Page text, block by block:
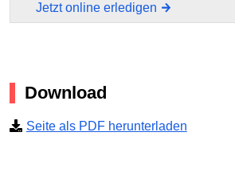
Jetzt online erledigen
Download
Seite als PDF herunterladen